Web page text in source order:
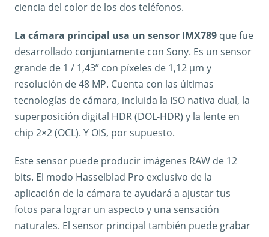
ciencia del color de los dos teléfonos.
La cámara principal usa un sensor IMX789 que fue
desarrollado conjuntamente con Sony. Es un sensor
grande de 1 / 1,43” con píxeles de 1,12 µm y
resolución de 48 MP. Cuenta con las últimas
tecnologías de cámara, incluida la ISO nativa dual, la
superposición digital HDR (DOL-HDR) y la lente en
chip 2×2 (OCL). Y OIS, por supuesto.
Este sensor puede producir imágenes RAW de 12
bits. El modo Hasselblad Pro exclusivo de la
aplicación de la cámara te ayudará a ajustar tus
fotos para lograr un aspecto y una sensación
naturales. El sensor principal también puede grabar